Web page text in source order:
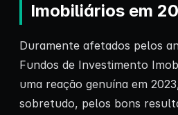
Imobiliários em
Duramente afetados pelos
Fundos de Investimento
uma reação genuína em
sobretudo, pelos bons